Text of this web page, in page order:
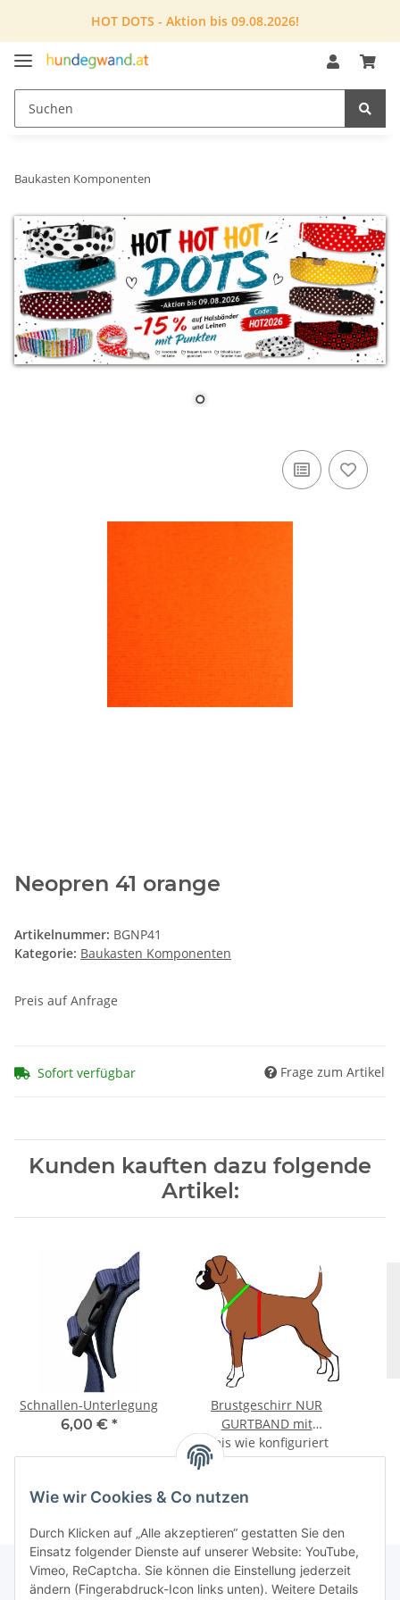
HOT DOTS - Aktion bis 09.08.2026!
Baukasten Komponenten
Neopren 41 orange
Artikelnummer: BGNP41
Kategorie: Baukasten Komponenten
Preis auf Anfrage
Sofort verfügbar Frage zum Artikel
Kunden kauften dazu folgende
Artikel:
Schnallen-Unterlegung
6,00 € *
Brustgeschirr NUR
GURTBAND mit
Polsterung
Preis wie konfiguriert
Wie wir Cookies & Co nutzen
Durch Klicken auf „Alle akzeptieren“ gestatten Sie den
Einsatz folgender Dienste auf unserer Website: YouTube,
Vimeo, ReCaptcha. Sie können die Einstellung jederzeit
ändern (Fingerabdruck-Icon links unten). Weitere Details